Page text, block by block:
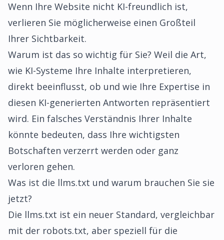
Wenn Ihre Website nicht KI-freundlich ist,
verlieren Sie möglicherweise einen Großteil
Ihrer Sichtbarkeit.
Warum ist das so wichtig für Sie? Weil die Art,
wie KI-Systeme Ihre Inhalte interpretieren,
direkt beeinflusst, ob und wie Ihre Expertise in
diesen KI-generierten Antworten repräsentiert
wird. Ein falsches Verständnis Ihrer Inhalte
könnte bedeuten, dass Ihre wichtigsten
Botschaften verzerrt werden oder ganz
verloren gehen.
Was ist die llms.txt und warum brauchen Sie sie
jetzt?
Die llms.txt ist ein neuer Standard, vergleichbar
mit der robots.txt, aber speziell für die